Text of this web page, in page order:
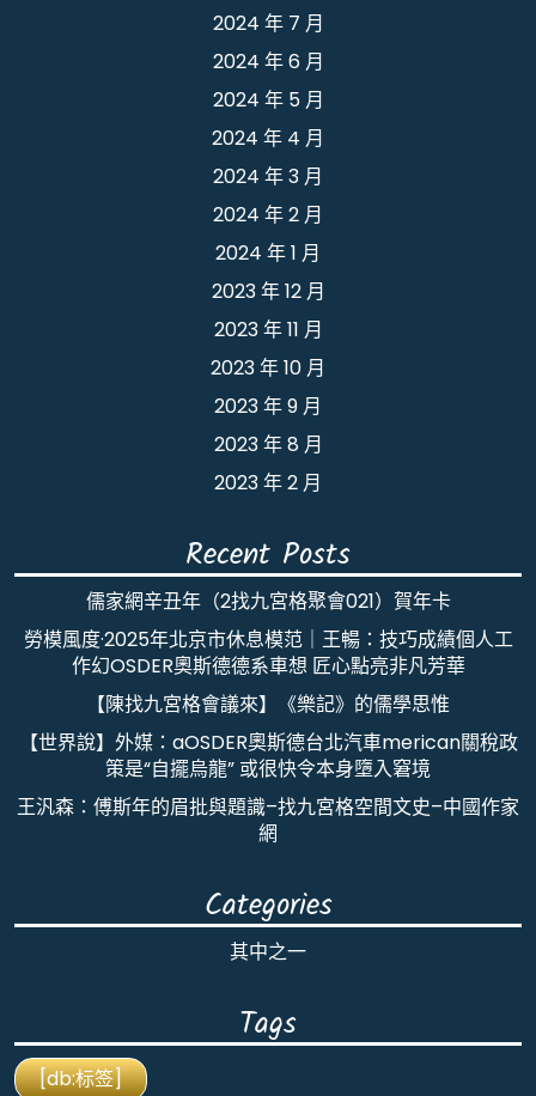
2024 年 7 月
2024 年 6 月
2024 年 5 月
2024 年 4 月
2024 年 3 月
2024 年 2 月
2024 年 1 月
2023 年 12 月
2023 年 11 月
2023 年 10 月
2023 年 9 月
2023 年 8 月
2023 年 2 月
Recent Posts
儒家網辛丑年（2找九宮格聚會021）賀年卡
勞模風度·2025年北京市休息模范｜王暢：技巧成績個人工
作幻OSDER奧斯德德系車想 匠心點亮非凡芳華
【陳找九宮格會議來】《樂記》的儒學思惟
【世界說】外媒：aOSDER奧斯德台北汽車merican關稅政
策是“自擺烏龍” 或很快令本身墮入窘境
王汎森：傅斯年的眉批與題識–找九宮格空間文史–中國作家
網
Categories
其中之一
Tags
[db:标签]